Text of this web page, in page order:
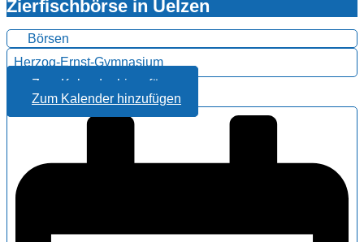
Zierfischbörse in Uelzen
Börsen
Herzog-Ernst-Gymnasium
Zum Kalender hinzufügen
Zum Kalender hinzufügen